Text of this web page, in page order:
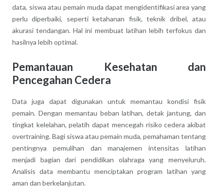
data, siswa atau pemain muda dapat mengidentifikasi area yang
perlu diperbaiki, seperti ketahanan fisik, teknik dribel, atau
akurasi tendangan. Hal ini membuat latihan lebih terfokus dan
hasilnya lebih optimal.
Pemantauan Kesehatan dan
Pencegahan Cedera
Data juga dapat digunakan untuk memantau kondisi fisik
pemain. Dengan memantau beban latihan, detak jantung, dan
tingkat kelelahan, pelatih dapat mencegah risiko cedera akibat
overtraining. Bagi siswa atau pemain muda, pemahaman tentang
pentingnya pemulihan dan manajemen intensitas latihan
menjadi bagian dari pendidikan olahraga yang menyeluruh.
Analisis data membantu menciptakan program latihan yang
aman dan berkelanjutan.